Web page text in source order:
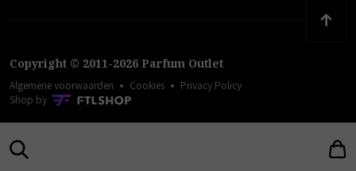
Copyright © 2011-2026 Parfum Outlet
Algemene voorwaarden Cookies
Privacy Policy
Shop by